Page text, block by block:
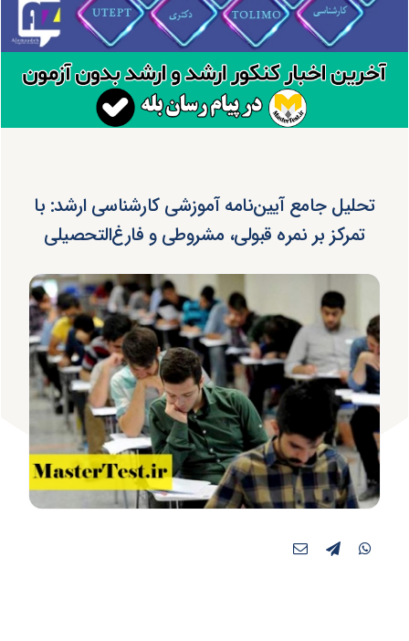
تحلیل جامع آیین‌نامه آموزشی کارشناسی ارشد: با
تمرکز بر نمره قبولی، مشروطی و فارغ‌التحصیلی